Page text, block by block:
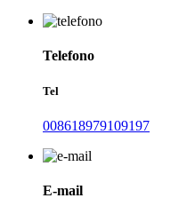
Telefono
Tel
008618979109197
E-mail